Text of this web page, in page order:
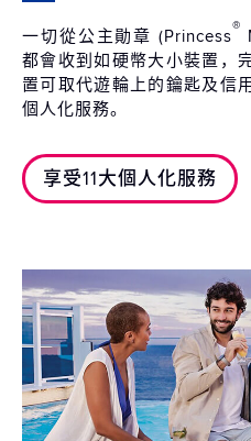
一切從公主勛章 (Princess®
都會收到如硬幣大小裝置，
置可取代遊輪上的鑰匙及信
個人化服務。
享受11大個人化服務